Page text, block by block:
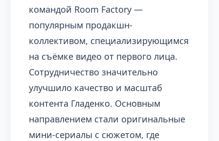
командой Room Factory —
популярным продакшн-
коллективом, специализирующимся
на съёмке видео от первого лица.
Сотрудничество значительно
улучшило качество и масштаб
контента Гладенко. Основным
направлением стали оригинальные
мини-сериалы с сюжетом, где